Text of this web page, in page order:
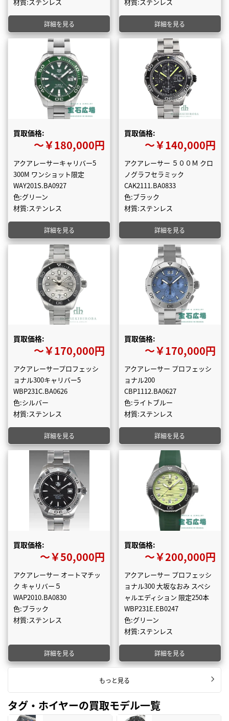
詳細を見る 詳細を見る
買取価格:
〜￥180,000円
アクアレーサーキャリバー5
300M ワンショット限定
WAY201S.BA0927
色:グリーン
材質:ステンレス
詳細を見る
買取価格:
〜￥140,000円
アクアレーサー ５００Ｍ クロ
ノグラフセラミック
CAK2111.BA0833
色:ブラック
材質:ステンレス
詳細を見る
買取価格:
〜￥170,000円
アクアレーサープロフェッシ
ョナル300キャリバー5
WBP231C.BA0626
色:シルバー
材質:ステンレス
詳細を見る
買取価格:
〜￥170,000円
アクアレーサー プロフェッシ
ョナル200
CBP1112.BA0627
色:ライトブルー
材質:ステンレス
詳細を見る
買取価格:
〜￥50,000円
アクアレーサー オートマチッ
ク キャリバー５
WAP2010.BA0830
色:ブラック
材質:ステンレス
詳細を見る
買取価格:
〜￥200,000円
アクアレーサー プロフェッシ
ョナル300 大坂なおみ スペシ
ャルエディション 限定250本
WBP231E.EB0247
色:グリーン
材質:ステンレス
詳細を見る
もっと見る
タグ・ホイヤーの買取モデル一覧